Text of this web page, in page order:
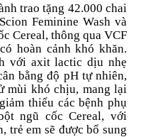
trao tặng 42.000 chai
Feminine Wash và
Cereal, thông qua VCF
hoàn cảnh khó khăn.
với axit lactic dịu nhẹ
bằng độ pH tự nhiên,
mùi khó chịu, mang lại
thiểu các bệnh phụ
ngũ cốc Cereal, với
trẻ em sẽ được bổ sung